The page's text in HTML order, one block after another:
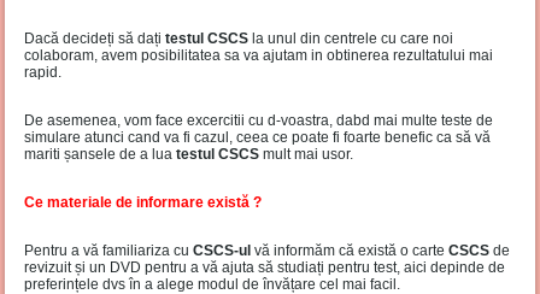
Dacă decideți să dațitestul CSCS la unul din centrele cu care noi
colaboram, avem posibilitatea sa va ajutam in obtinerea rezultatului mai
rapid.
De asemenea, vom face excercitii cu d-voastra, dabd mai multe teste de
simulare atunci cand va fi cazul, ceea ce poate fi foarte benefic ca să vă
mariti șansele de a luatestul CSCS mult mai usor.
Ce materiale de informare există ?
Pentru a vă familiariza cuCSCS-ul vă informăm că există o carteCSCS de
revizuit și un DVD pentru a vă ajuta să studiați pentru test, aici depinde de
preferințele dvs în a alege modul de învățare cel mai facil.